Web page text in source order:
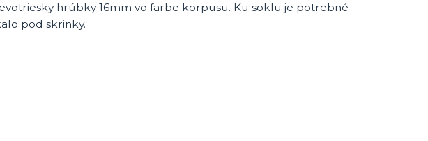
hrúbky 16mm vo farbe korpusu. Ku soklu je potrebné
pod skrinky.